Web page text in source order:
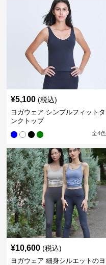
¥5,100 (税込)
ヨガウェア シンプルフィットタ
ンクトップ
全4色
¥10,600 (税込)
ヨガウェア 細身シルエットのヨ